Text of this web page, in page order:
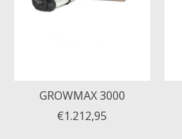
GROWMAX 3000
€1.212,95